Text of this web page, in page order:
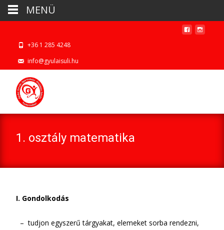
+36 1 285 4248
info@gyulaisuli.hu
1. osztály matematika
I. Gondolkodás
– tudjon egyszerű tárgyakat, elemeket sorba rendezni,
MENÜ